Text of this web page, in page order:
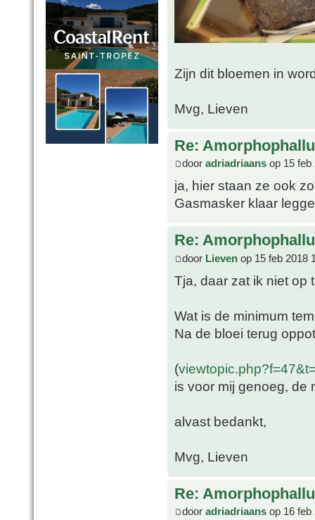
Zijn dit bloemen in
Mvg, Lieven
Re:
door adriadriaans op 15 feb
ja, hier staan ze ook
Gasmasker klaar
Re:
door Lieven op 15 feb 2018
Tja, daar zat ik niet op
Wat is de minimum
Na de bloei terug
(
is voor mij genoeg, de
alvast bedankt,
Mvg, Lieven
Re:
door adriadriaans op 16 feb